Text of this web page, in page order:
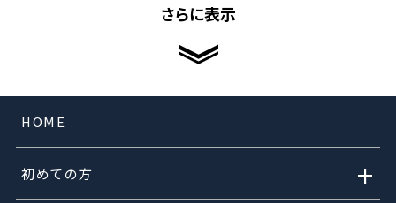
さらに表示
HOME
初めての方 +